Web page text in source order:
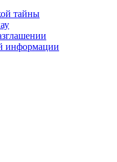
тайны
информации